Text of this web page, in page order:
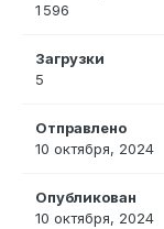
1 596
Загрузки
5
Отправлено
10 октября, 2024
Опубликован
10 октября, 2024